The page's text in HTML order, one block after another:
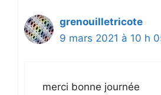
grenouilletricote
9 mars 2021 à 10 h
merci bonne journée